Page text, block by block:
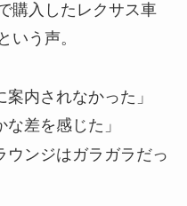
購入したレクサス車
いう声。
案内されなかった」
な差を感じた」
ウンジはガラガラだっ